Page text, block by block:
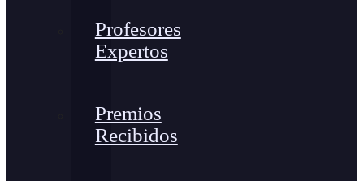
Profesores
Expertos
Premios
Recibidos